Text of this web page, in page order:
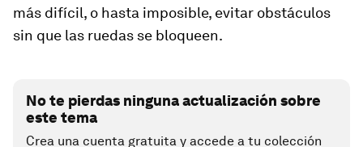
más difícil, o hasta imposible, evitar obstáculos
sin que las ruedas se bloqueen.
No te pierdas ninguna actualización sobre
este tema
Crea una cuenta gratuita y accede a tu colección